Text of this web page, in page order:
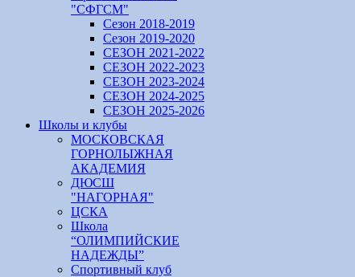
"СФГСМ"
Сезон 2018-2019
Сезон 2019-2020
СЕЗОН 2021-2022
СЕЗОН 2022-2023
СЕЗОН 2023-2024
СЕЗОН 2024-2025
СЕЗОН 2025-2026
Школы и клубы
МОСКОВСКАЯ
ГОРНОЛЫЖНАЯ
АКАДЕМИЯ
ДЮСШ
"НАГОРНАЯ"
ЦСКА
Школа
“ОЛИМПИЙСКИЕ
НАДЕЖДЫ”
Спортивный клуб